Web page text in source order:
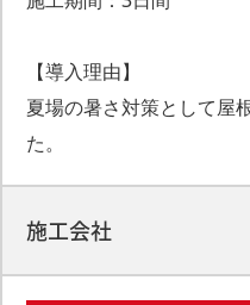
【導入理由】
夏場の暑さ対策として屋
た。
施工会社